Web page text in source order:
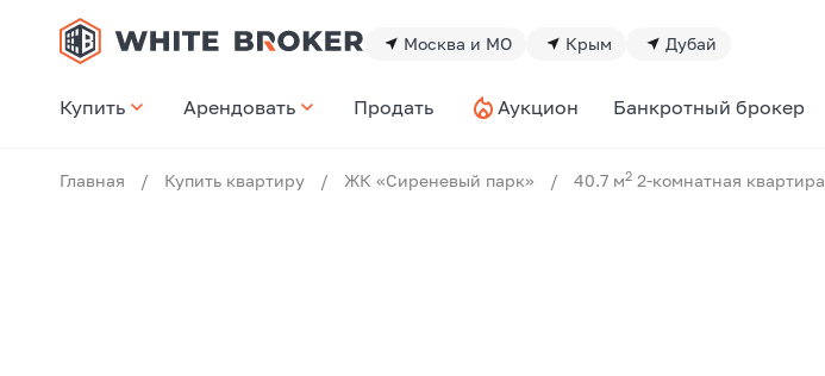
Москва и МО Крым Дубай
Купить Арендовать Продать Аукцион Банкротный брокер
Главная / Купить квартиру / ЖК «Сиреневый парк» / 40.7 м2 2-комнатная квартира